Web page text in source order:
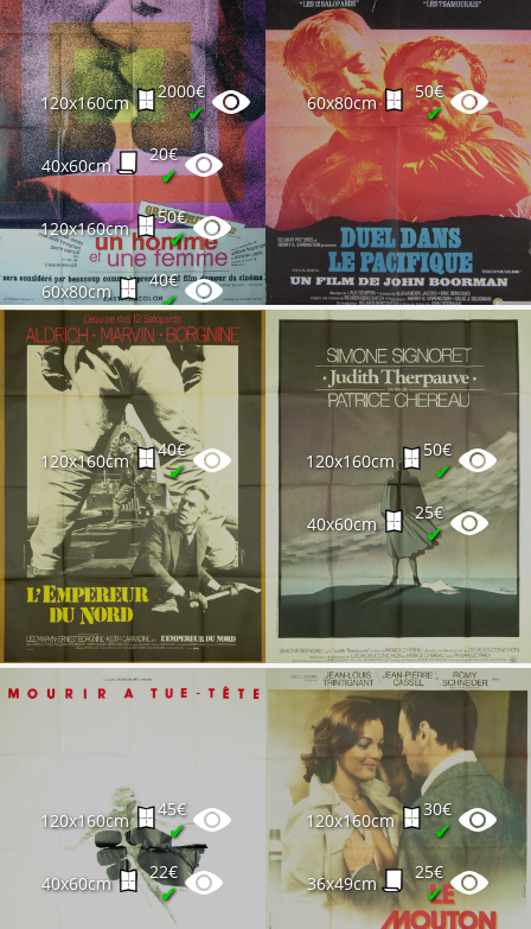
120x160cm
2000€
✔
40x60cm
20€
✔
120x160cm
50€
✔
60x80cm
40€
✔
60x80cm
50€
✔
120x160cm
40€
✔ 120x160cm
50€
✔
40x60cm
25€
✔
120x160cm
45€
✔
40x60cm
22€
✔
120x160cm
30€
✔
36x49cm
25€
✔